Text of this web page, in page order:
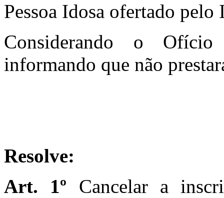
Pessoa Idosa ofertado
Considerando o
informando que não
Resolve:
Art. 1º Cancelar a